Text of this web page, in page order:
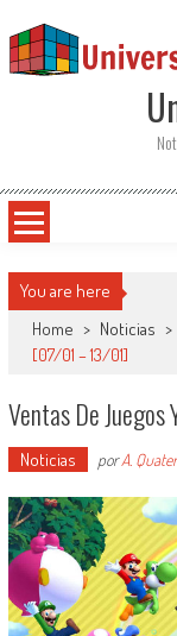
You are here
Home > Noticias >
[07/01 – 13/01]
Ventas De
Noticias porA.